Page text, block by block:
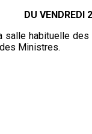
DU VENDREDI
habituelle
Ministres.